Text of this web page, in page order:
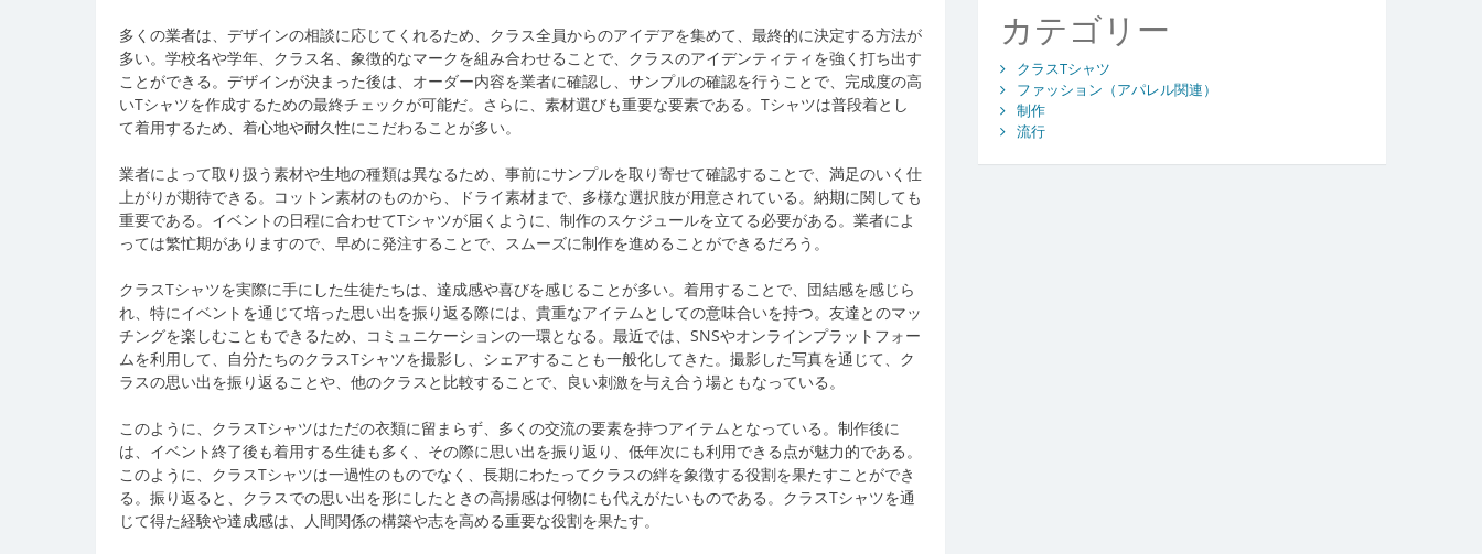
多くの業者は、デザインの相談に応じてくれるため、クラス全員からのアイデアを集めて、最終的に決定する方法が
多い。学校名や学年、クラス名、象徴的なマークを組み合わせることで、クラスのアイデンティティを強く打ち出す
ことができる。デザインが決まった後は、オーダー内容を業者に確認し、サンプルの確認を行うことで、完成度の高
いTシャツを作成するための最終チェックが可能だ。さらに、素材選びも重要な要素である。Tシャツは普段着とし
て着用するため、着心地や耐久性にこだわることが多い。
業者によって取り扱う素材や生地の種類は異なるため、事前にサンプルを取り寄せて確認することで、満足のいく仕
上がりが期待できる。コットン素材のものから、ドライ素材まで、多様な選択肢が用意されている。納期に関しても
重要である。イベントの日程に合わせてTシャツが届くように、制作のスケジュールを立てる必要がある。業者によ
っては繁忙期がありますので、早めに発注することで、スムーズに制作を進めることができるだろう。
クラスTシャツを実際に手にした生徒たちは、達成感や喜びを感じることが多い。着用することで、団結感を感じら
れ、特にイベントを通じて培った思い出を振り返る際には、貴重なアイテムとしての意味合いを持つ。友達とのマッ
チングを楽しむこともできるため、コミュニケーションの一環となる。最近では、SNSやオンラインプラットフォー
ムを利用して、自分たちのクラスTシャツを撮影し、シェアすることも一般化してきた。撮影した写真を通じて、ク
ラスの思い出を振り返ることや、他のクラスと比較することで、良い刺激を与え合う場ともなっている。
このように、クラスTシャツはただの衣類に留まらず、多くの交流の要素を持つアイテムとなっている。制作後に
は、イベント終了後も着用する生徒も多く、その際に思い出を振り返り、低年次にも利用できる点が魅力的である。
このように、クラスTシャツは一過性のものでなく、長期にわたってクラスの絆を象徴する役割を果たすことができ
る。振り返ると、クラスでの思い出を形にしたときの高揚感は何物にも代えがたいものである。クラスTシャツを通
じて得た経験や達成感は、人間関係の構築や志を高める重要な役割を果たす。
カテゴリー
クラスTシャツ
ファッション（アパレル関連）
制作
流行